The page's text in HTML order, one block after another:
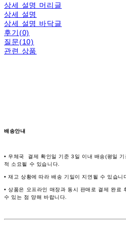
상세 설명 머리글
상세 설명
상세 설명 바닥글
후기(0)
질문(10)
관련 상품
배송안내
• 우체국 결제 확인일 기준 3일 이내 배송(평일
적 소요될 수 있습니다.
• 재고 상황에 따라 배송 기일이 지연될 수 있습니
• 상품은 오프라인 매장과 동시 판매로 결제 완료
수 있는 점 양해 바랍니다.